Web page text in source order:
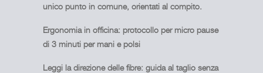
unico punto in comune, orientati al compito.
Ergonomia in officina: protocollo per micro pause
di 3 minuti per mani e polsi
Leggi la direzione delle fibre: guida al taglio senza